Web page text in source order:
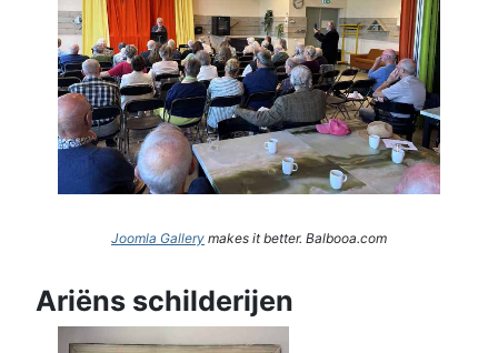
Joomla Gallery makes it better. Balbooa.com
Ariëns schilderijen